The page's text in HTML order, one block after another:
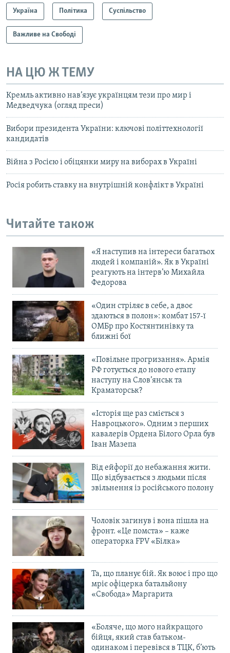
Україна Політика Суспільство
Важливе на Свободі
НА ЦЮ Ж ТЕМУ
Кремль активно нав’язує українцям тези про мир і
Медведчука (огляд преси)
Вибори президента України: ключові політтехнології
кандидатів
Війна з Росією і обіцянки миру на виборах в Україні
Росія робить ставку на внутрішній конфлікт в Україні
Читайте також
«Я наступив на інтереси багатьох
людей і компаній». Як в Україні
реагують на інтерв’ю Михайла
Федорова
«Один стріляє в себе, а двоє
здаються в полон»: комбат 157-ї
ОМБр про Костянтинівку та
ближні бої
«Повільне прогризання». Армія
РФ готується до нового етапу
наступу на Слов’янськ та
Краматорськ?
«Історія ще раз сміється з
Навроцького». Одним з перших
кавалерів Ордена Білого Орла був
Іван Мазепа
Від ейфорії до небажання жити.
Що відбувається з людьми після
звільнення із російського полону
Чоловік загинув і вона пішла на
фронт. «Це помста» – каже
операторка FPV «Білка»
Та, що планує бій. Як воює і про що
мріє офіцерка батальйону
«Свобода» Маргарита
«Боляче, що мого найкращого
бійця, який став батьком-
одинаком і перевівся в ТЦК, б’ють